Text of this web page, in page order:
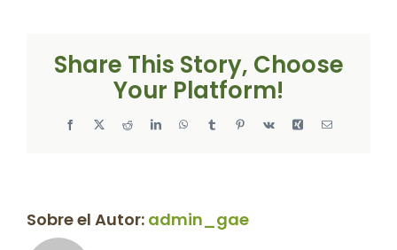
Share This Story, Choose
Your Platform!
Facebook
X RedditLinkedInWhatsAppTumblr PinterestVk Xing Correo
Sobre el Autor: admin_gae